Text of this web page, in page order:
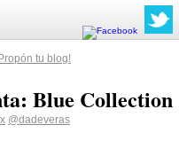
tu blog!
Blue Collection
@dadeveras